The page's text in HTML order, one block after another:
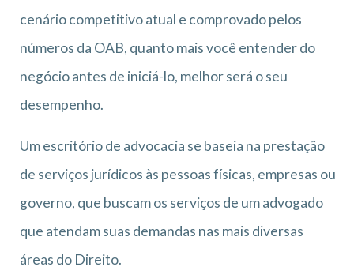
cenário competitivo atual e comprovado pelos
números da OAB, quanto mais você entender do
negócio antes de iniciá-lo, melhor será o seu
desempenho.
Um escritório de advocacia se baseia na prestação
de serviços jurídicos às pessoas físicas, empresas ou
governo, que buscam os serviços de um advogado
que atendam suas demandas nas mais diversas
áreas do Direito.